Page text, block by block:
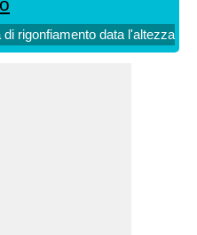
di rigonfiamento data l'altezza